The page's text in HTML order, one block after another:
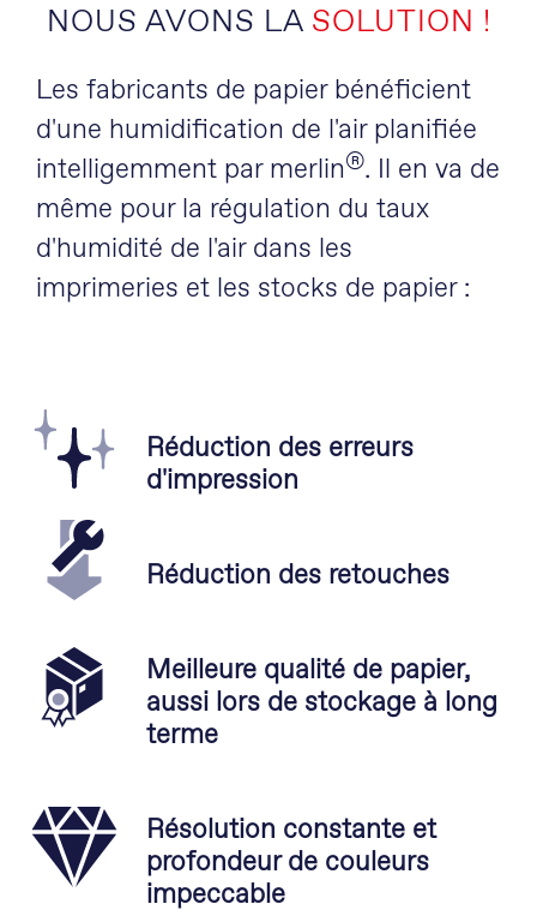
NOUS AVONS LA SOLUTION !
Les fabricants de papier bénéficient
d'une humidification de l'air planifiée
intelligemment par merlin®. Il en va de
même pour la régulation du taux
d'humidité de l'air dans les
imprimeries et les stocks de papier :
Réduction des erreurs
d'impression
Réduction des retouches
Meilleure qualité de papier,
aussi lors de stockage à long
terme
Résolution constante et
profondeur de couleurs
impeccable